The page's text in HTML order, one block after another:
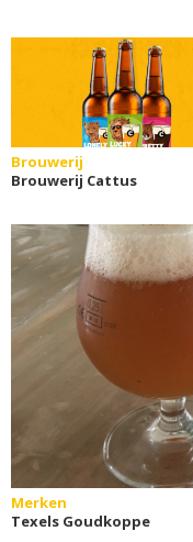
Brouwerij
Brouwerij Cattus
Merken
Texels Goudkoppe